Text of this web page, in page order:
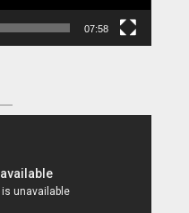
07:58